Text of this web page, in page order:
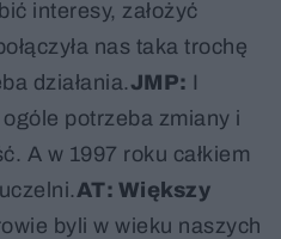
interesy, założyć
nas taka trochę
działania.JMP: I
ogóle potrzeba zmiany i
A w 1997 roku całkiem
AT: Większy
byli w wieku naszych